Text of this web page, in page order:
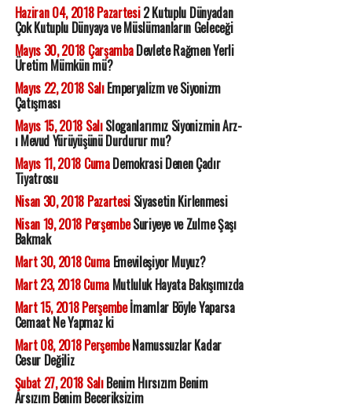
Haziran 04, 2018 Pazartesi2 Kutuplu Dünyadan
Çok Kutuplu Dünyaya ve Müslümanların Geleceği
Mayıs 30, 2018 ÇarşambaDevlete Rağmen Yerli
Üretim Mümkün mü?
Mayıs 22, 2018 SalıEmperyalizm ve Siyonizm
Çatışması
Mayıs 15, 2018 SalıSloganlarımız Siyonizmin Arz-
ı Mevud Yürüyüşünü Durdurur mu?
Mayıs 11, 2018 CumaDemokrasi Denen Çadır
Tiyatrosu
Nisan 30, 2018 PazartesiSiyasetin Kirlenmesi
Nisan 19, 2018 PerşembeSuriyeye ve Zulme Şaşı
Bakmak
Mart 30, 2018 CumaEmevileşiyor Muyuz?
Mart 23, 2018 CumaMutluluk Hayata Bakışımızda
Mart 15, 2018 Perşembeİmamlar Böyle Yaparsa
Cemaat Ne Yapmaz ki
Mart 08, 2018 PerşembeNamussuzlar Kadar
Cesur Değiliz
Şubat 27, 2018 SalıBenim Hırsızım Benim
Arsızım Benim Beceriksizim